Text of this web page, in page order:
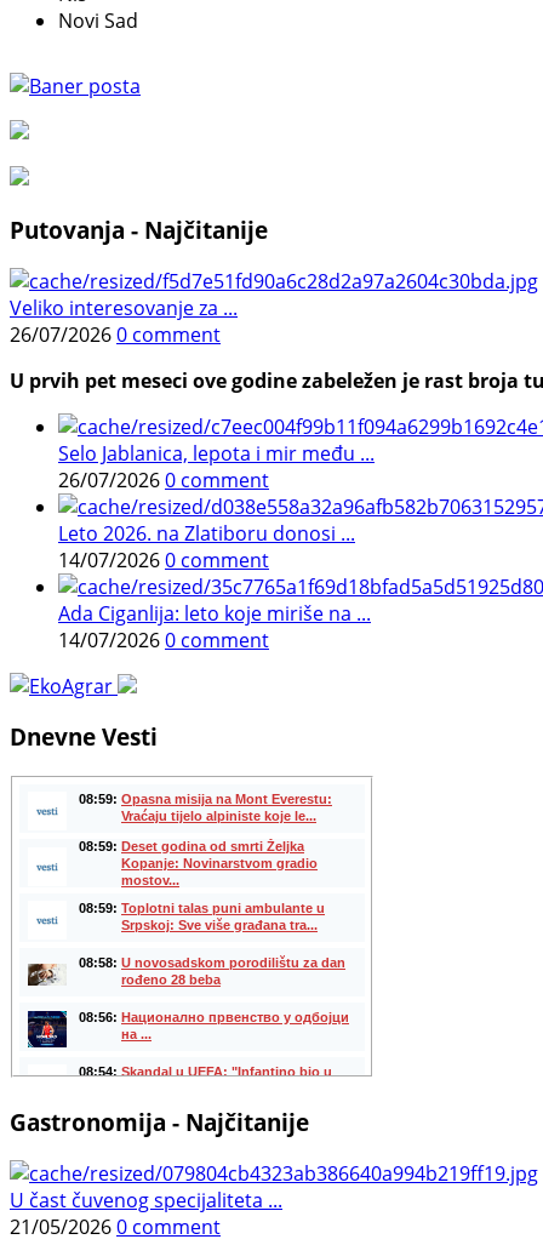
Novi Sad
Putovanja - Najčitanije
Veliko interesovanje za ...
26/07/20260 comment
U prvih pet meseci ove godine zabeležen je rast
Selo Jablanica, lepota i mir među ...
26/07/20260 comment
Leto 2026. na Zlatiboru donosi ...
14/07/20260 comment
Ada Ciganlija: leto koje miriše na ...
14/07/20260 comment
Dnevne Vesti
Gastronomija - Najčitanije
U čast čuvenog specijaliteta ...
21/05/20260 comment